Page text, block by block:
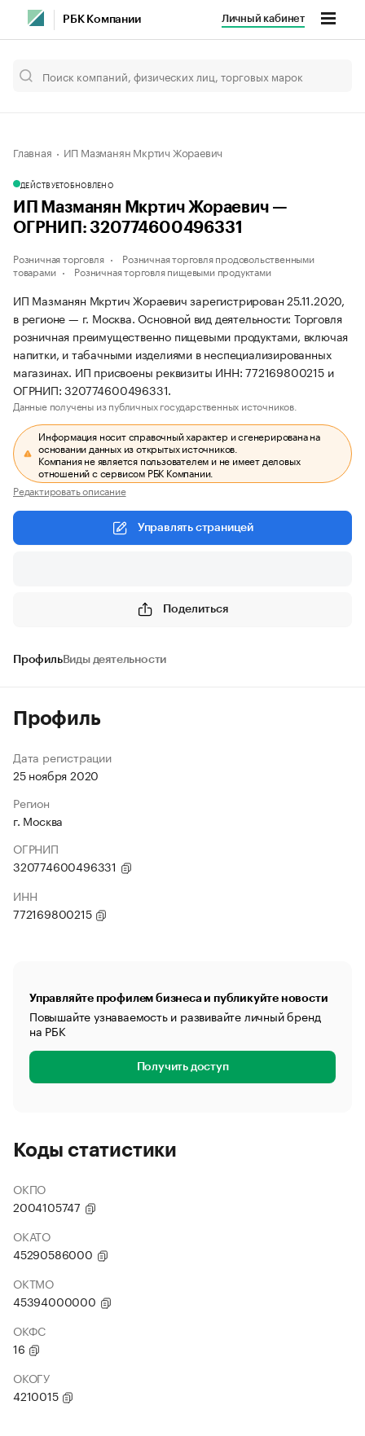
РБК Компании Личный кабинет
Главная ИП Мазманян Мкртич Жораевич
ДЕЙСТВУЕТОБНОВЛЕНО
ИП Мазманян Мкртич Жораевич —
ОГРНИП: 320774600496331
Розничная торговля
Розничная торговля продовольственными
товарами
Розничная торговля пищевыми продуктами
ИП Мазманян Мкртич Жораевич зарегистрирован 25.11.2020,
в регионе — г. Москва. Основной вид деятельности: Торговля
розничная преимущественно пищевыми продуктами, включая
напитки, и табачными изделиями в неспециализированных
магазинах. ИП присвоены реквизиты ИНН: 772169800215 и
ОГРНИП: 320774600496331.
Данные получены из публичных государственных источников.
Информация носит справочный характер и сгенерирована на
основании данных из открытых источников.
Компания не является пользователем и не имеет деловых
отношений с сервисом РБК Компании.
Редактировать описание
Управлять страницей
Поделиться
ПрофильВиды деятельности
Профиль
Дата регистрации
25 ноября 2020
Регион
г. Москва
ОГРНИП
320774600496331
ИНН
772169800215
Управляйте профилем бизнеса и публикуйте новости
Повышайте узнаваемость и развивайте личный бренд
на РБК
Получить доступ
Коды статистики
ОКПО
2004105747
ОКАТО
45290586000
ОКТМО
45394000000
ОКФС
16
ОКОГУ
4210015